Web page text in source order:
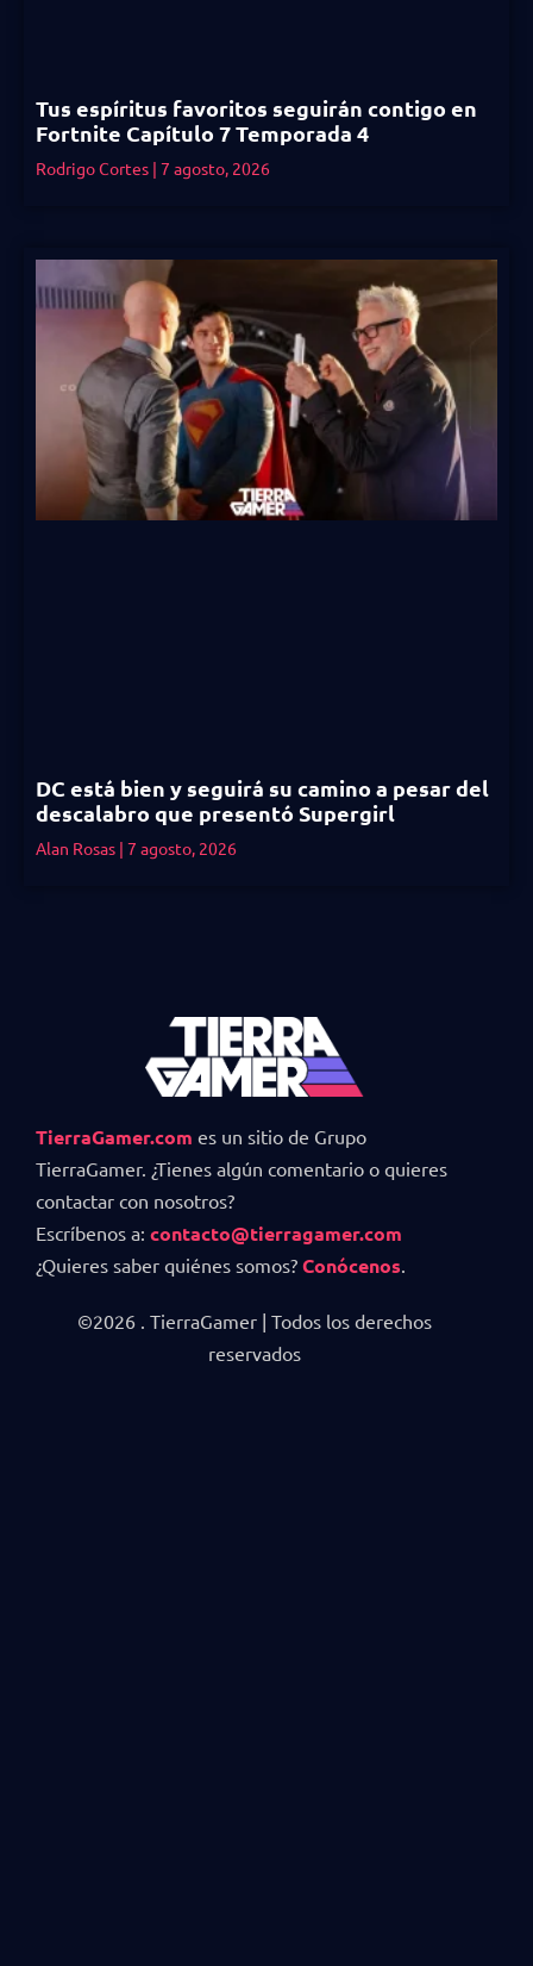
Tus espíritus favoritos seguirán contigo en
Fortnite Capítulo 7 Temporada 4
Rodrigo Cortes 7 agosto, 2026
DC está bien y seguirá su camino a pesar del
descalabro que presentó Supergirl
Alan Rosas 7 agosto, 2026
TierraGamer.com es un sitio de Grupo
TierraGamer. ¿Tienes algún comentario o quieres
contactar con nosotros?
Escríbenos a: contacto@tierragamer.com
¿Quieres saber quiénes somos? Conócenos
©2026 . TierraGamer | Todos los derechos
reservados